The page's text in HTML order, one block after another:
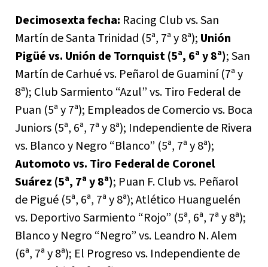
Decimosexta fecha: Racing Club vs. San
Martín de Santa Trinidad (5ª, 7ª y 8ª); Unión
Pigüé vs. Unión de Tornquist (5ª, 6ª y 8ª); San
Martín de Carhué vs. Peñarol de Guaminí (7ª y
8ª); Club Sarmiento “Azul” vs. Tiro Federal de
Puan (5ª y 7ª); Empleados de Comercio vs. Boca
Juniors (5ª, 6ª, 7ª y 8ª); Independiente de Rivera
vs. Blanco y Negro “Blanco” (5ª, 7ª y 8ª);
Automoto vs. Tiro Federal de Coronel
Suárez (5ª, 7ª y 8ª); Puan F. Club vs. Peñarol
de Pigué (5ª, 6ª, 7ª y 8ª); Atlético Huanguelén
vs. Deportivo Sarmiento “Rojo” (5ª, 6ª, 7ª y 8ª);
Blanco y Negro “Negro” vs. Leandro N. Alem
(6ª, 7ª y 8ª); El Progreso vs. Independiente de